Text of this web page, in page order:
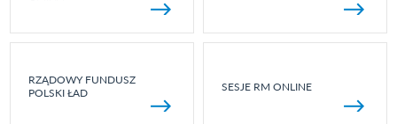
RZĄDOWY FUNDUSZ
POLSKI ŁAD
SESJE RM ONLINE